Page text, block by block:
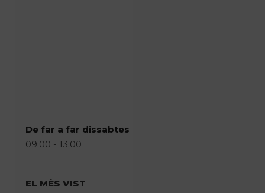
De far a far dissabtes
09:00 - 13:00
EL MÉS VIST